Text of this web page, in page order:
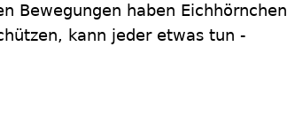
Bewegungen haben Eichhörnchen
kann jeder etwas tun -